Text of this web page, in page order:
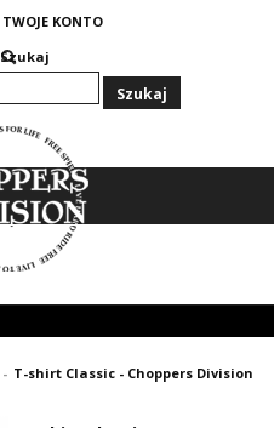
TWOJE KONTO
Szukaj
- T-shirt Classic - Choppers Division